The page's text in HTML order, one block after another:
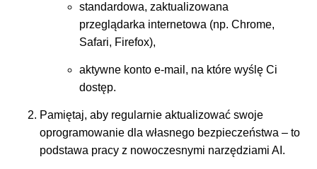
standardowa, zaktualizowana
przeglądarka internetowa (np. Chrome,
Safari, Firefox),
aktywne konto e-mail, na które wyślę Ci
dostęp.
Pamiętaj, aby regularnie aktualizować swoje
oprogramowanie dla własnego bezpieczeństwa – to
podstawa pracy z nowoczesnymi narzędziami AI.